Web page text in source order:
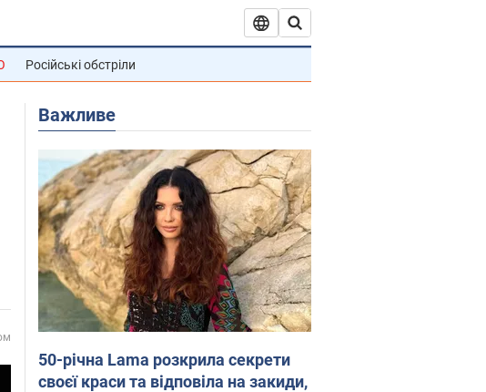
Російські обстріли
Важливе
50-річна Lama розкрила секрети
своєї краси та відповіла на закиди,